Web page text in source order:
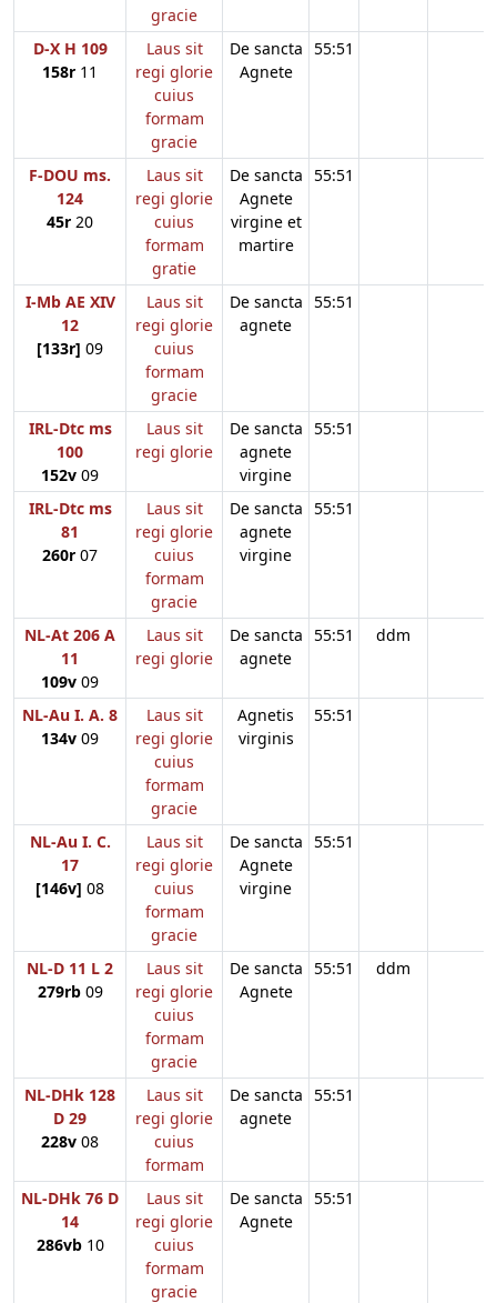
gracie
D-X H 109
158r 11
Laus sit
regi glorie
cuius
formam
gracie
De sancta
Agnete
55:51
F-DOU ms.
124
45r 20
Laus sit
regi glorie
cuius
formam
gratie
De sancta
Agnete
virgine et
martire
55:51
I-Mb AE XIV
12
[133r] 09
Laus sit
regi glorie
cuius
formam
gracie
De sancta
agnete
55:51
IRL-Dtc ms
100
152v 09
Laus sit
regi glorie
De sancta
agnete
virgine
55:51
IRL-Dtc ms
81
260r 07
Laus sit
regi glorie
cuius
formam
gracie
De sancta
agnete
virgine
55:51
NL-At 206 A
11
109v 09
Laus sit
regi glorie
De sancta
agnete
55:51 ddm
NL-Au I. A. 8
134v 09
Laus sit
regi glorie
cuius
formam
gracie
Agnetis
virginis
55:51
NL-Au I. C.
17
[146v] 08
Laus sit
regi glorie
cuius
formam
gracie
De sancta
Agnete
virgine
55:51
NL-D 11 L 2
279rb09
Laus sit
regi glorie
cuius
formam
gracie
De sancta
Agnete
55:51 ddm
NL-DHk 128
D 29
228v 08
Laus sit
regi glorie
cuius
formam
De sancta
agnete
55:51
NL-DHk 76 D
14
286vb10
Laus sit
regi glorie
cuius
formam
gracie
De sancta
Agnete
55:51